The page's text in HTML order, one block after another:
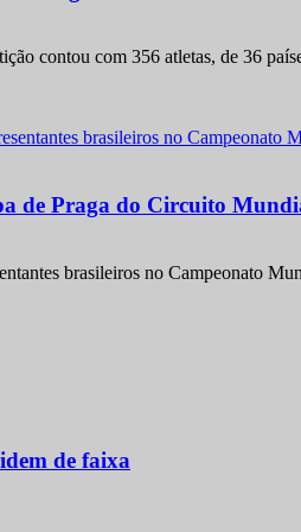
contou com 356 atletas, de 36
de Praga do Circuito
brasileiros no Campeonato
de faixa